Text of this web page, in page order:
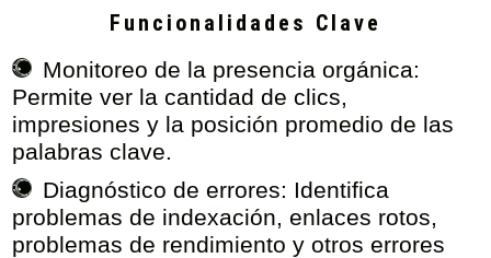
Funcionalidades Clave
Monitoreo de la presencia orgánica:
Permite ver la cantidad de clics,
impresiones y la posición promedio de las
palabras clave.
Diagnóstico de errores: Identifica
problemas de indexación, enlaces rotos,
problemas de rendimiento y otros errores